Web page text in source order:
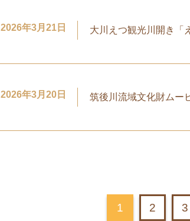
2026年3月21日 大川えつ観光川開き「
2026年3月20日 筑後川流域文化財ムー
1 2 3